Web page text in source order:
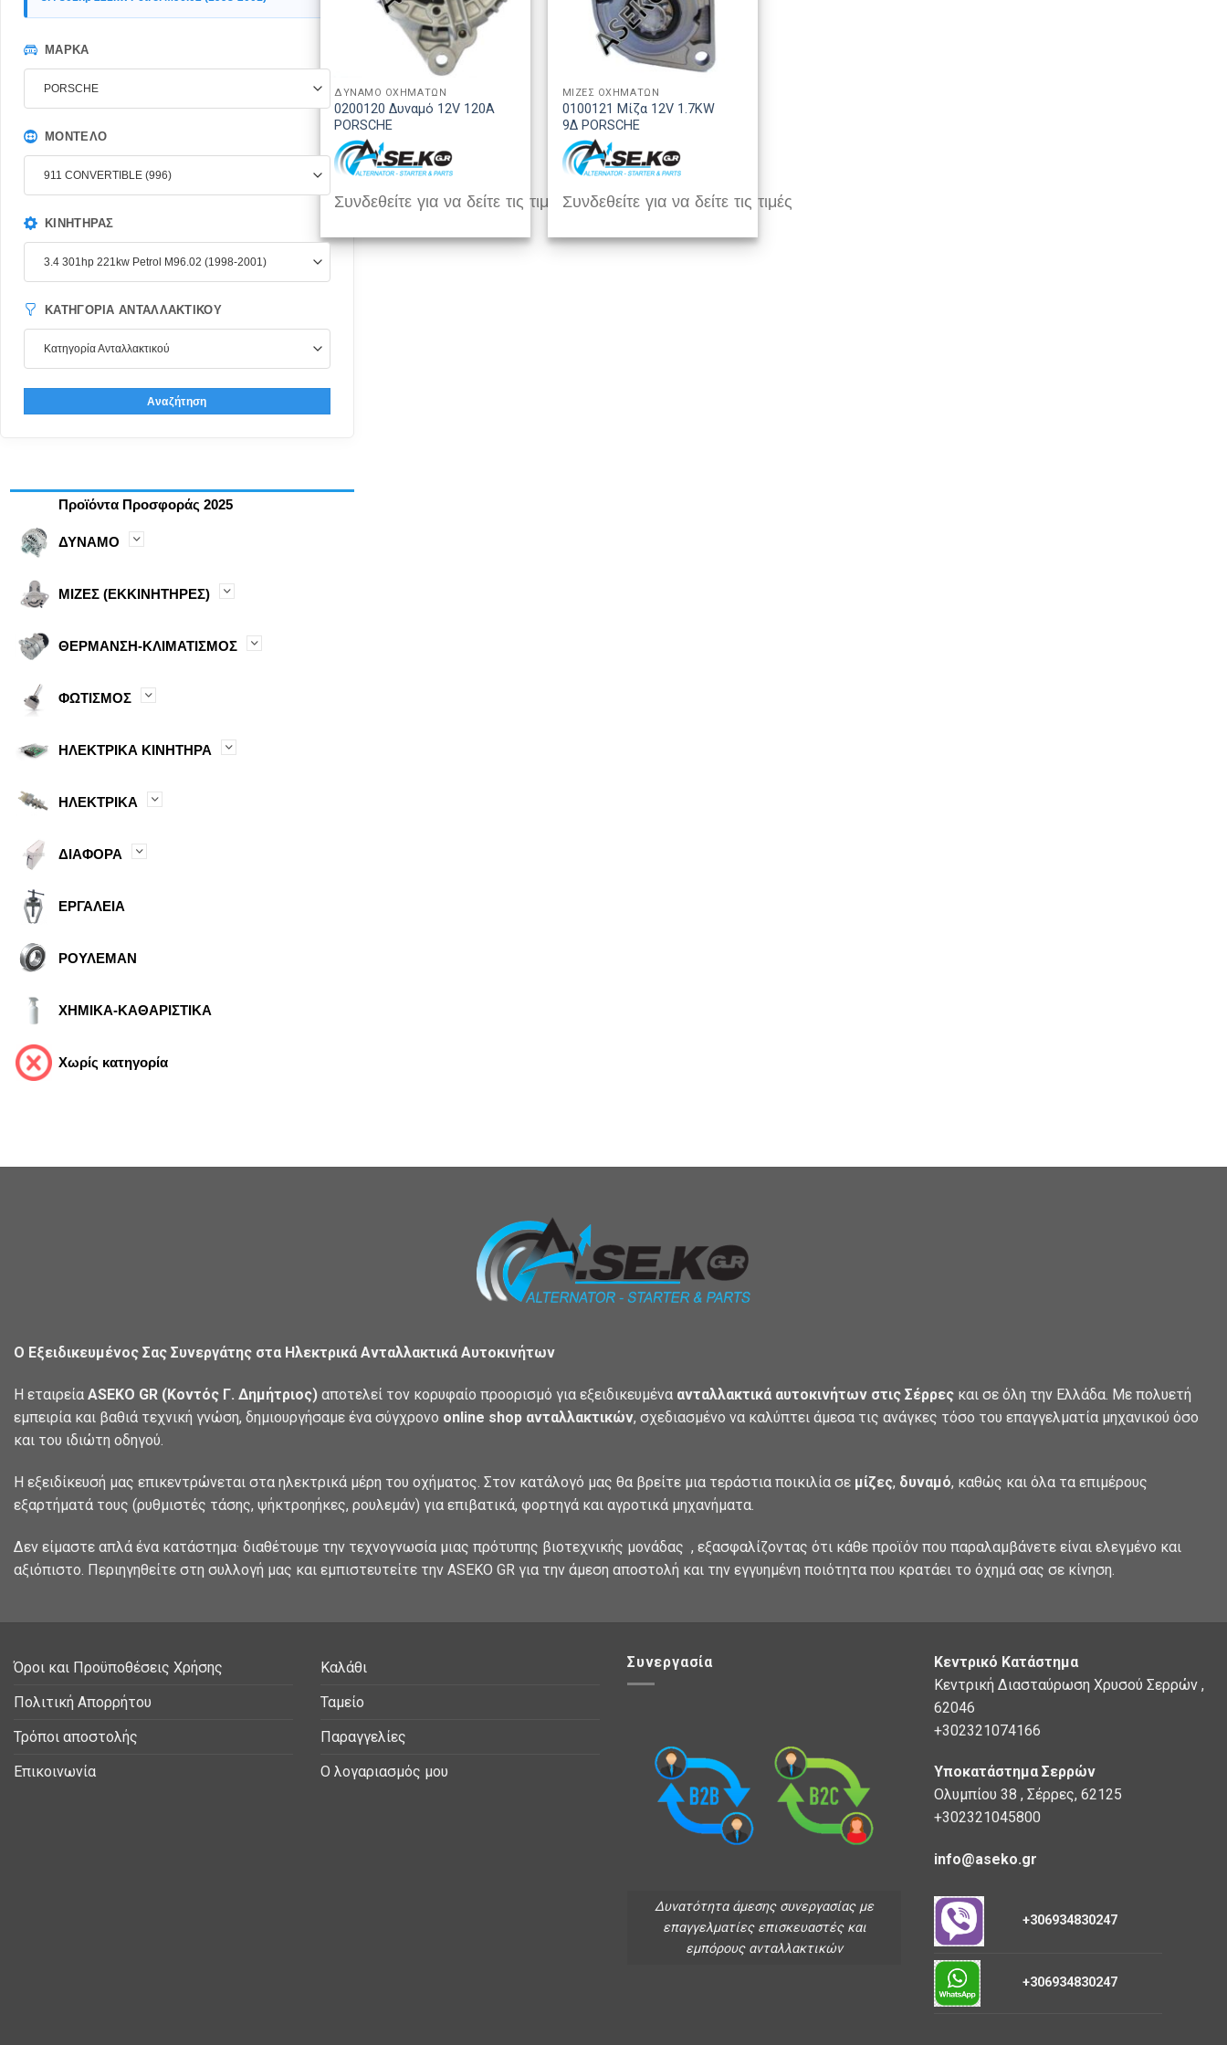
ΜΆΡΚΑ
PORSCHE
ΜΟΝΤΈΛΟ
911 CONVERTIBLE (996)
ΚΙΝΗΤΉΡΑΣ
3.4 301hp 221kw Petrol M96.02 (1998-2001)
ΚΑΤΗΓΟΡΊΑ ΑΝΤΑΛΛΑΚΤΙΚΟΎ
Κατηγορία Ανταλλακτικού
Αναζήτηση
Προϊόντα Προσφοράς 2025
ΔΥΝΑΜΟ
ΜΙΖΕΣ (ΕΚΚΙΝΗΤΗΡΕΣ)
ΘΕΡΜΑΝΣΗ-ΚΛΙΜΑΤΙΣΜΟΣ
ΦΩΤΙΣΜΟΣ
ΗΛΕΚΤΡΙΚΑ ΚΙΝΗΤΗΡΑ
ΗΛΕΚΤΡΙΚΑ
ΔΙΑΦΟΡΑ
ΕΡΓΑΛΕΙΑ
ΡΟΥΛΕΜΑΝ
ΧΗΜΙΚΑ-ΚΑΘΑΡΙΣΤΙΚΑ
Χωρίς κατηγορία
ΔΥΝΑΜΟ ΟΧΗΜΑΤΩΝ
0200120 Δυναμό 12V 120A
PORSCHE
Συνδεθείτε για να δείτε τις τιμές
ΜΙΖΕΣ ΟΧΗΜΑΤΩΝ
0100121 Μίζα 12V 1.7KW
9Δ PORSCHE
Συνδεθείτε για να δείτε τις τιμές
Ο Εξειδικευμένος Σας Συνεργάτης στα Ηλεκτρικά Ανταλλακτικά Αυτοκινήτων
Η εταιρεία ASEKO GR (Κοντός Γ. Δημήτριος) αποτελεί τον κορυφαίο προορισμό για εξειδικευμένα ανταλλακτικά αυτοκινήτων στις Σέρρες και σε όλη την Ελλάδα. Με πολυετή
εμπειρία και βαθιά τεχνική γνώση, δημιουργήσαμε ένα σύγχρονο online shop ανταλλακτικών, σχεδιασμένο να καλύπτει άμεσα τις ανάγκες τόσο του επαγγελματία μηχανικού όσο
και του ιδιώτη οδηγού.
Η εξειδίκευσή μας επικεντρώνεται στα ηλεκτρικά μέρη του οχήματος. Στον κατάλογό μας θα βρείτε μια τεράστια ποικιλία σε μίζες, δυναμό, καθώς και όλα τα επιμέρους
εξαρτήματά τους (ρυθμιστές τάσης, ψήκτροηήκες, ρουλεμάν) για επιβατικά, φορτηγά και αγροτικά μηχανήματα.
Δεν είμαστε απλά ένα κατάστημα· διαθέτουμε την τεχνογνωσία μιας πρότυπης βιοτεχνικής μονάδας , εξασφαλίζοντας ότι κάθε προϊόν που παραλαμβάνετε είναι ελεγμένο και
αξιόπιστο. Περιηγηθείτε στη συλλογή μας και εμπιστευτείτε την ASEKO GR για την άμεση αποστολή και την εγγυημένη ποιότητα που κρατάει το όχημά σας σε κίνηση.
Όροι και Προϋποθέσεις Χρήσης
Πολιτική Απορρήτου
Τρόποι αποστολής
Επικοινωνία
Καλάθι
Ταμείο
Παραγγελίες
Ο λογαριασμός μου
Συνεργασία
Δυνατότητα άμεσης συνεργασίας με
επαγγελματίες επισκευαστές και
εμπόρους ανταλλακτικών
Κεντρικό Κατάστημα
Κεντρική Διασταύρωση Χρυσού Σερρών ,
62046
+302321074166
Υποκατάστημα Σερρών
Ολυμπίου 38 , Σέρρες, 62125
+302321045800
info@aseko.gr
+306934830247
+306934830247